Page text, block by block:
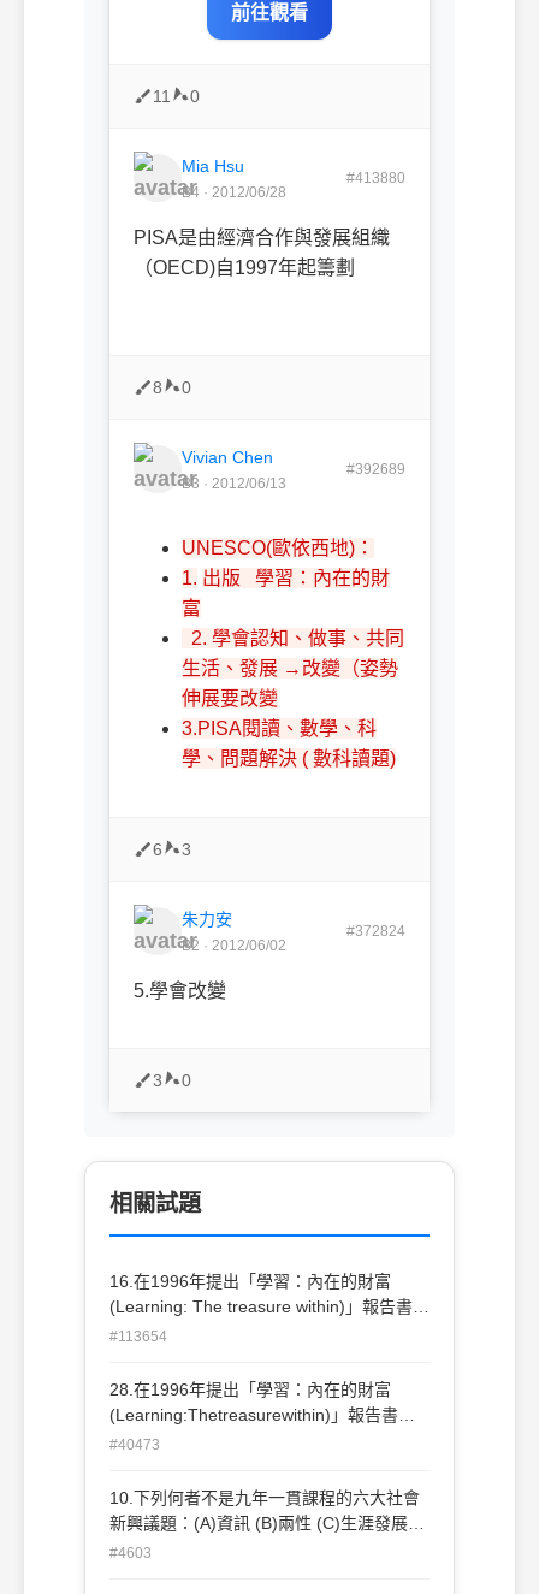
前往觀看
11 0
Mia Hsu
B4 · 2012/06/28
#413880
PISA是由經濟合作與發展組織
（OECD)自1997年起籌劃
8 0
Vivian Chen
B3 · 2012/06/13
#392689
UNESCO(歐依西地)：
1. 出版 學習：內在的財
富
2. 學會認知、做事、共同
生活、發展 →改變（姿勢
伸展要改變
3.PISA閱讀、數學、科
學、問題解決 ( 數科讀題)
6 3
朱力安
B2 · 2012/06/02
#372824
5.學會改變
3 0
相關試題
16.在1996年提出「學習：內在的財富
(Learning: The treasure within)」報告書的
組識是：(A)經濟開發與合作組織(OECD)
(UNESCO)(C)歐盟(European Union)(D)世
界銀行(The World Bank)。
#113654
28.在1996年提出「學習：內在的財富
(Learning:Thetreasurewithin)」報告書的
組識是：(A)經濟開發與合作組織(OECD)
(UNESCO)(C)歐盟(EuropeanUnion)(D)世
界銀行(TheWorldBank)。
#40473
10.下列何者不是九年一貫課程的六大社會
新興議題：(A)資訊 (B)兩性 (C)生涯發展
(D)社區服務。
#4603